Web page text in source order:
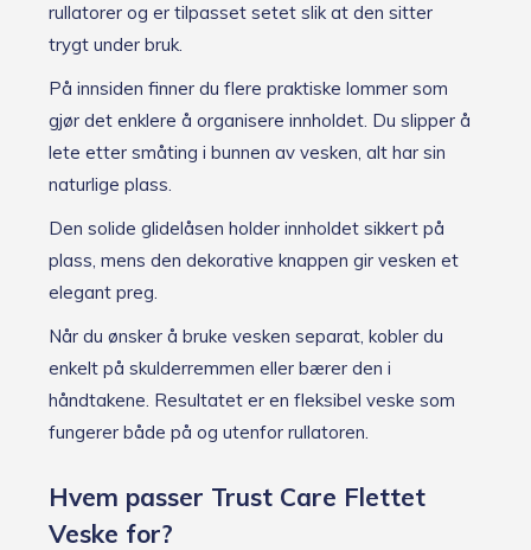
rullatorer og er tilpasset setet slik at den sitter
trygt under bruk.
På innsiden finner du flere praktiske lommer som
gjør det enklere å organisere innholdet. Du slipper å
lete etter småting i bunnen av vesken, alt har sin
naturlige plass.
Den solide glidelåsen holder innholdet sikkert på
plass, mens den dekorative knappen gir vesken et
elegant preg.
Når du ønsker å bruke vesken separat, kobler du
enkelt på skulderremmen eller bærer den i
håndtakene. Resultatet er en fleksibel veske som
fungerer både på og utenfor rullatoren.
Hvem passer Trust Care Flettet
Veske for?